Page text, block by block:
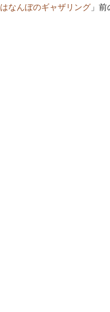
はなんぼのギャザリング 」